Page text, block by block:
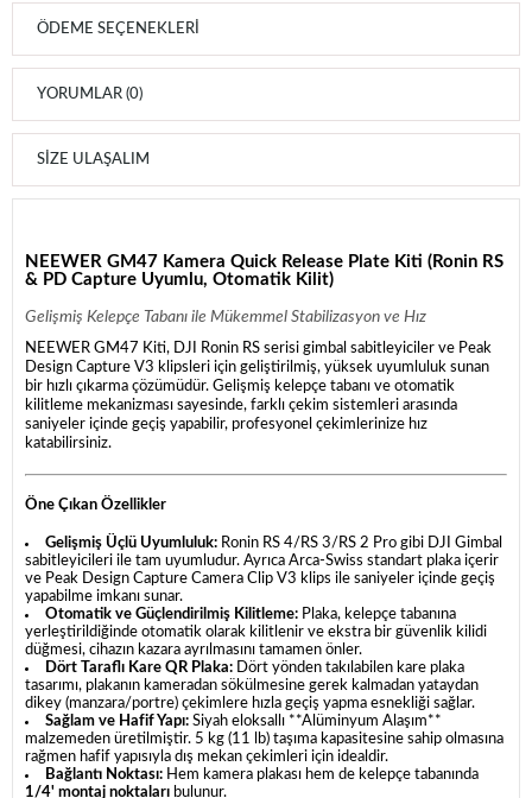
ÖDEME SEÇENEKLERI
YORUMLAR (0)
SIZE ULAŞALIM
NEEWER GM47 Kamera Quick Release Plate Kiti (Ronin RS
& PD Capture Uyumlu, Otomatik Kilit)
Gelişmiş Kelepçe Tabanı ile Mükemmel Stabilizasyon ve Hız
NEEWER GM47 Kiti, DJI Ronin RS serisi gimbal sabitleyiciler ve Peak
Design Capture V3 klipsleri için geliştirilmiş, yüksek uyumluluk sunan
bir hızlı çıkarma çözümüdür. Gelişmiş kelepçe tabanı ve otomatik
kilitleme mekanizması sayesinde, farklı çekim sistemleri arasında
saniyeler içinde geçiş yapabilir, profesyonel çekimlerinize hız
katabilirsiniz.
Öne Çıkan Özellikler
Gelişmiş Üçlü Uyumluluk: Ronin RS 4/RS 3/RS 2 Pro gibi DJI Gimbal
sabitleyicileri ile tam uyumludur. Ayrıca Arca-Swiss standart plaka içerir
ve Peak Design Capture Camera Clip V3 klips ile saniyeler içinde geçiş
yapabilme imkanı sunar.
Otomatik ve Güçlendirilmiş Kilitleme: Plaka, kelepçe tabanına
yerleştirildiğinde otomatik olarak kilitlenir ve ekstra bir güvenlik kilidi
düğmesi, cihazın kazara ayrılmasını tamamen önler.
Dört Taraflı Kare QR Plaka: Dört yönden takılabilen kare plaka
tasarımı, plakanın kameradan sökülmesine gerek kalmadan yataydan
dikey (manzara/portre) çekimlere hızla geçiş yapma esnekliği sağlar.
Sağlam ve Hafif Yapı: Siyah eloksallı **Alüminyum Alaşım**
malzemeden üretilmiştir. 5 kg (11 lb) taşıma kapasitesine sahip olmasına
rağmen hafif yapısıyla dış mekan çekimleri için idealdir.
Bağlantı Noktası: Hem kamera plakası hem de kelepçe tabanında
1/4' montaj noktaları bulunur.